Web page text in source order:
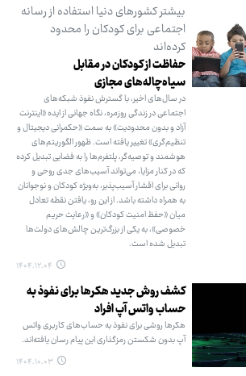
بیشتر کشورهای دنیا استفاده از رسانه
اجتماعی برای کودکان را محدود
کرده‌اند
حفاظت از کودکان در مقابل
سیاه‌چاله‌های مجازی
در سال‌های اخیر، با گسترش نفوذ شبکه‌های
اجتماعی در زندگی روزمره، نگاه جهانی از ایده «اینترنت
آزاد و بدون محدودیت» به سمت «حکمرانی دیجیتال و
تنظیم‌گری» تغییر یافته است. ظهور الگوریتم‌های
هوشمند و توصیه‌گر، پلتفرم‌ها را به فضایی تبدیل کرده
که در کنار مزایا، می‌تواند آسیب‌های جدی روحی و
روانی برای اقشار آسیب‌پذیر، به‌ویژه کودکان و نوجوانان
به همراه داشته باشد. از این رو، یافتن نقطه تعادل
میان «حفظ امنیت کودکان» و «رعایت حریم
خصوصی»، به یکی از بزرگ‌ترین چالش‌های دولت‌ها
تبدیل شده است.
۱۴۰۴.۱۲.۰۴
کشف روش جدید هکرها برای نفوذ به
حساب واتس آپ افراد
هکرها روشی برای نفوذ به حساب‌های کاربری واتس
آپ بدون شکستن رمزگذاری این پیام رسان یافته‌اند.
۱۴۰۴.۱۰.۰۳